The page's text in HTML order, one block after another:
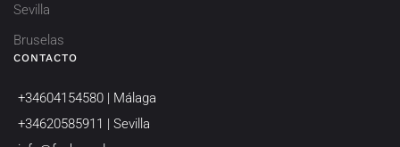
Sevilla
Bruselas
CONTACTO
+34604154580 | Málaga
+34620585911 | Sevilla